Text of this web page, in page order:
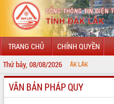
TRANG CHỦ CHÍNH QUYỀN
Thứ bảy, 08/08/2026
GIỚI THIỆU
VĂN BẢN PHÁP QUY